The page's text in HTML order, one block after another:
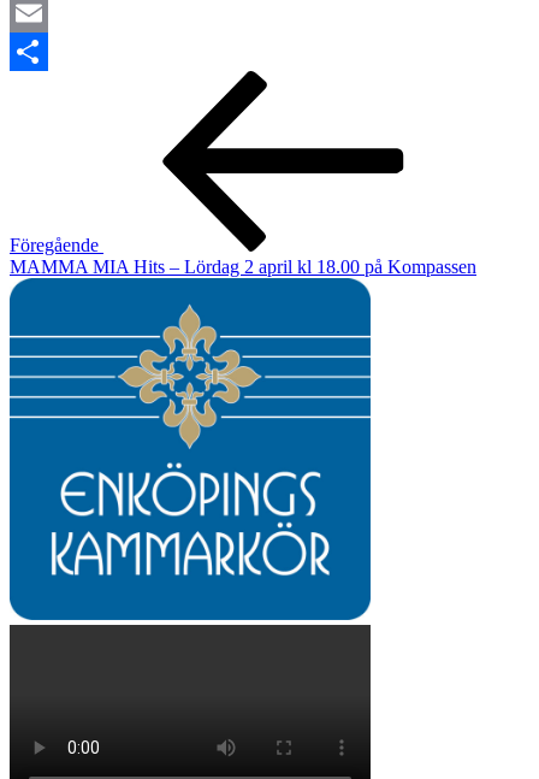
Gmail
Email
Inläggsnavigering
Föregående
MAMMA MIA Hits – Lördag 2 april kl 18.00 på Kompassen